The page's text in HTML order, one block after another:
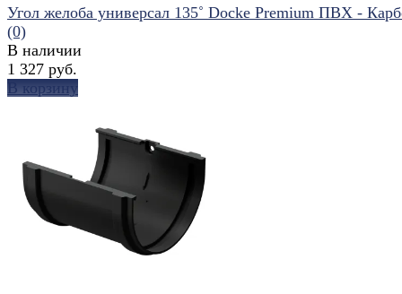
избранное сравнить
Угол желоба универсал 135˚ Docke Premium ПВХ -
(0)
В наличии
1 327 руб.
В корзину